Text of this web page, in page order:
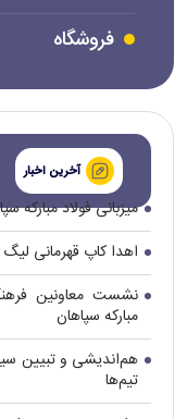
فروشگاه
آخرین اخبار
میزبانی فولاد مبارکه
اهدا کاپ قهرمانی
نشست معاونین
مبارکه سپاهان
هم‌اندیشی و تبیین
تیم‌ها